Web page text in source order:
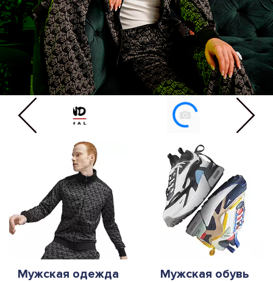
Мужская одежда Мужская обувь